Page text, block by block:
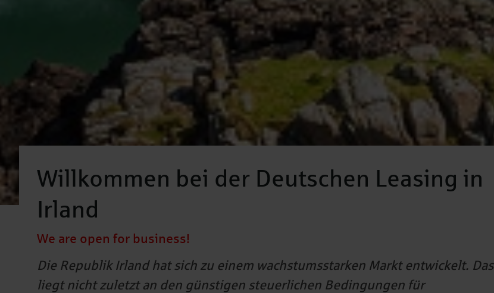
Willkommen bei der Deutschen Leasing in
Irland
We are open for business!
Die Republik Irland hat sich zu einem wachstumsstarken Markt entwickelt. Das
liegt nicht zuletzt an den günstigen steuerlichen Bedingungen für